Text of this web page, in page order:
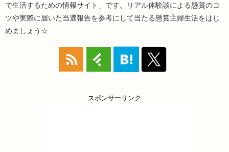
で生活するための情報サイト」です。リアル体験談による懸賞のコ
ツや実際に届いた当選報告を参考にして当たる懸賞主婦生活をはじ
めましょう☆
スポンサーリンク